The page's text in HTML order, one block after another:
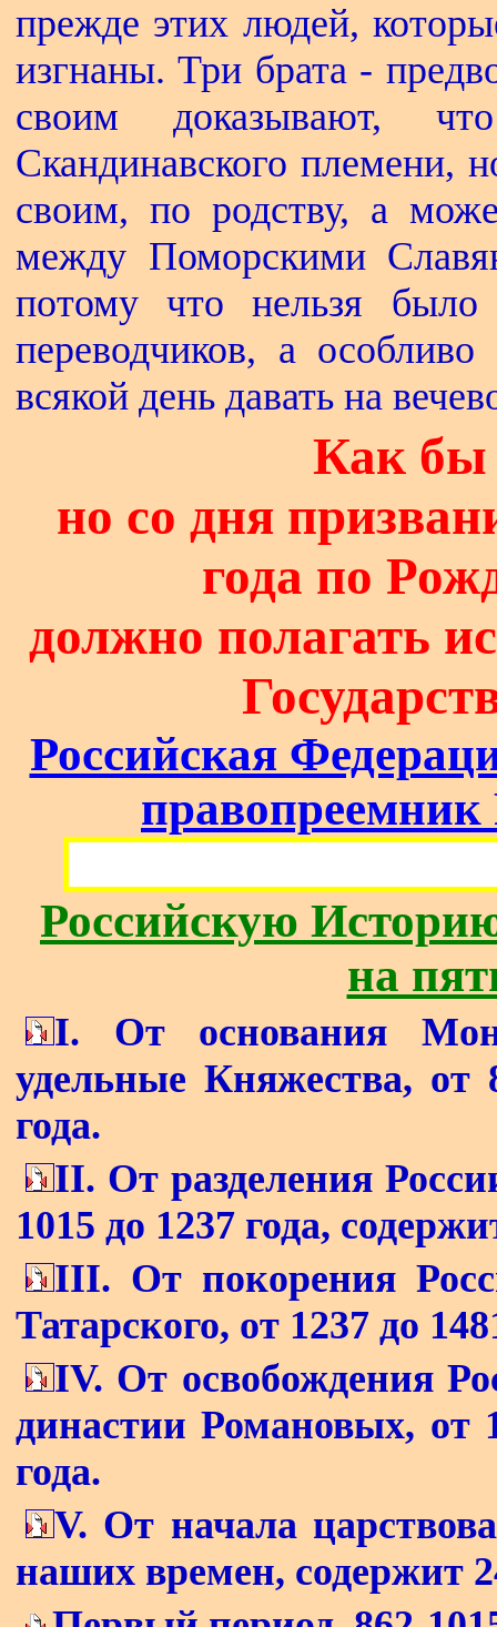
прежде этих людей,
изгнаны. Три брата -
своим доказывают,
Скандинавского племени,
своим, по родству, а
между Поморскими
потому что нельзя было
переводчиков, а
всякой день давать на
Как бы
но со дня
года по
должно полагать
Российская
Российскую
на
I. От основания
удельные Княжества, от
года.
II. От разделения
1015 до 1237 года,
III. От покорения
Татарского, от 1237 до
IV. От освобождения
династии Романовых, от
года.
V. От начала
наших времен, содержит